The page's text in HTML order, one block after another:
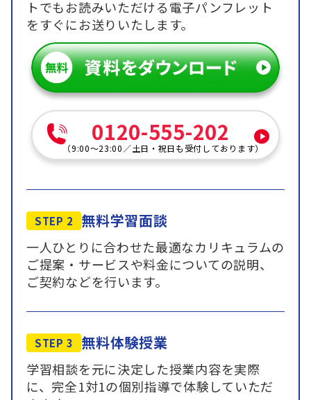
トでもお読みいただける電子パンフレット
をすぐにお送りいたします。
0120-555-202
（9:00～23:00 ／土日・祝日も受付しております）
STEP 2 無料学習面談
一人ひとりに合わせた最適なカリキュラムの
ご提案・サービスや料金についての説明、
ご契約などを行います。
STEP 3 無料体験授業
学習相談を元に決定した授業内容を実際
に、完全1対1の個別指導で体験していただ